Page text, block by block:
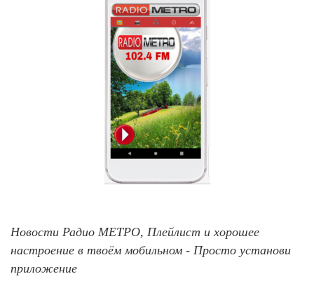
Новости Радио МЕТРО, Плейлист и хорошее
настроение в твоём мобильном - Просто установи
приложение